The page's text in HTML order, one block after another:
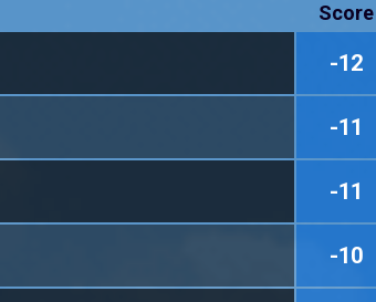
Score
-12
-11
-11
-10